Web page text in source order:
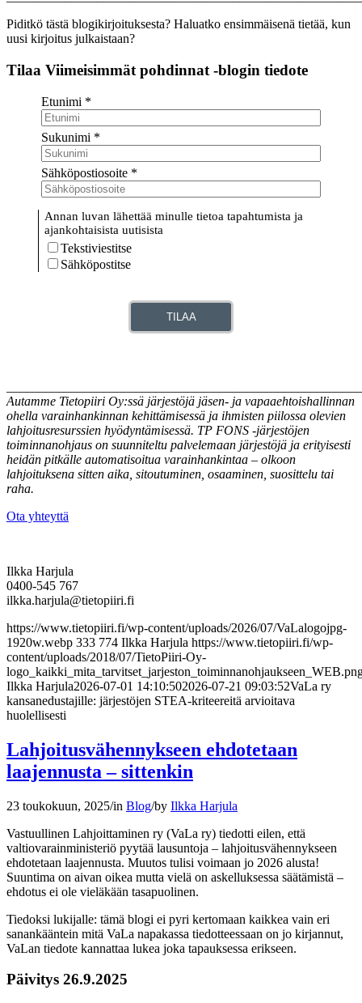
Piditkö tästä blogikirjoituksesta? Haluatko ensimmäisenä tietää, kun
uusi kirjoitus julkaistaan?
Tilaa Viimeisimmät pohdinnat -blogin tiedote
Etunimi *
Sukunimi *
Sähköpostiosoite *
Annan luvan lähettää minulle tietoa tapahtumista ja
ajankohtaisista uutisista
Tekstiviestitse
Sähköpostitse
TILAA
Autamme Tietopiiri Oy:ssä järjestöjä jäsen- ja vapaaehtoishallinnan
ohella varainhankinnan kehittämisessä ja ihmisten piilossa olevien
lahjoitusresurssien hyödyntämisessä. TP FONS -järjestöjen
toiminnanohjaus on suunniteltu palvelemaan järjestöjä ja erityisesti
heidän pitkälle automatisoitua varainhankintaa – olkoon
lahjoituksena sitten aika, sitoutuminen, osaaminen, suosittelu tai
raha.
Ota yhteyttä
Ilkka Harjula
0400-545 767
ilkka.harjula@tietopiiri.fi
https://www.tietopiiri.fi/wp-content/uploads/2026/07/VaLalogojpg-
1920w.webp 333 774 Ilkka Harjula https://www.tietopiiri.fi/wp-
content/uploads/2018/07/TietoPiiri-Oy-
Ilkka Harjula2026-07-01 14:10:502026-07-21 09:03:52VaLa ry
kansanedustajille: järjestöjen STEA-kriteereitä arvioitava
huolellisesti
Lahjoitusvähennykseen ehdotetaan
laajennusta – sittenkin
23 toukokuun, 2025/in Blog/by Ilkka Harjula
Vastuullinen Lahjoittaminen ry (VaLa ry) tiedotti eilen, että
valtiovarainministeriö pyytää lausuntoja – lahjoitusvähennykseen
ehdotetaan laajennusta. Muutos tulisi voimaan jo 2026 alusta!
Suuntima on aivan oikea mutta vielä on askelluksessa säätämistä –
ehdotus ei ole vieläkään tasapuolinen.
Tiedoksi lukijalle: tämä blogi ei pyri kertomaan kaikkea vain eri
sanankääntein mitä VaLa napakassa tiedotteessaan on jo kirjannut,
VaLan tiedote kannattaa lukea joka tapauksessa erikseen.
Päivitys 26.9.2025